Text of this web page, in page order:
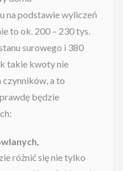
na podstawie wyliczeń
to ok. 200 – 230 tys.
surowego i 380
takie kwoty nie
a to
będzie
różnić się nie tylko